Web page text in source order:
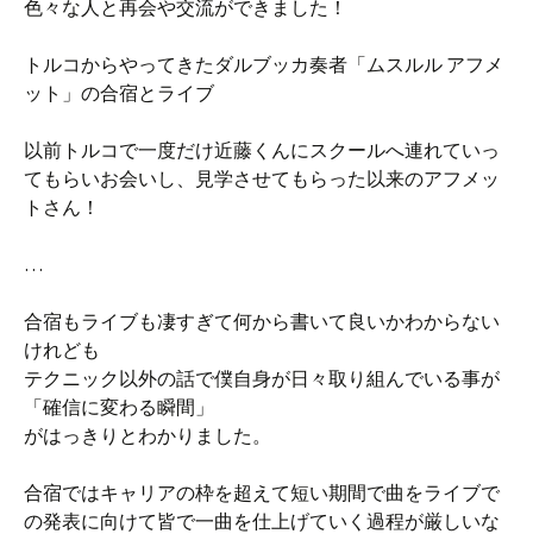
色々な人と再会や交流ができました！
トルコからやってきたダルブッカ奏者「ムスルル アフメ
ット」の合宿とライブ
以前トルコで一度だけ近藤くんにスクールへ連れていっ
てもらいお会いし、見学させてもらった以来のアフメッ
トさん！
…
合宿もライブも凄すぎて何から書いて良いかわからない
けれども
テクニック以外の話で僕自身が日々取り組んでいる事が
「確信に変わる瞬間」
がはっきりとわかりました。
合宿ではキャリアの枠を超えて短い期間で曲をライブで
の発表に向けて皆で一曲を仕上げていく過程が厳しいな